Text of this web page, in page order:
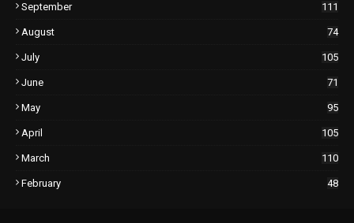
September 111
August 74
July 105
June 71
May 95
April 105
March 110
February 48